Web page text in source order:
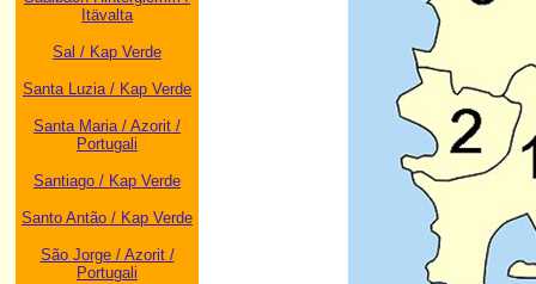
Itävalta
Sal / Kap Verde
Santa Luzia / Kap Verde
Santa Maria / Azorit /
Portugali
Santiago / Kap Verde
Santo Antão / Kap Verde
São Jorge / Azorit /
Portugali